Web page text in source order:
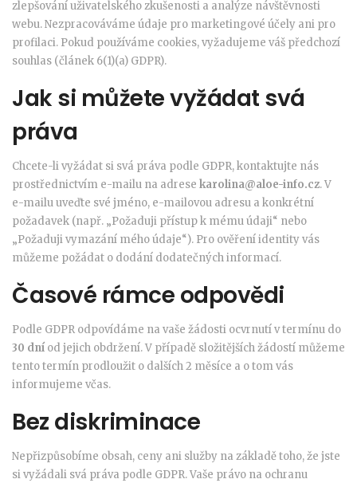
zlepšování uživatelského zkušenosti a analýze návštěvnosti
webu. Nezpracováváme údaje pro marketingové účely ani pro
profilaci. Pokud používáme cookies, vyžadujeme váš předchozí
souhlas (článek 6(1)(a) GDPR).
Jak si můžete vyžádat svá
práva
Chcete-li vyžádat si svá práva podle GDPR, kontaktujte nás
prostřednictvím e-mailu na adrese karolina@aloe-info.cz. V
e-mailu uveďte své jméno, e-mailovou adresu a konkrétní
požadavek (např. „Požaduji přístup k mému údaji“ nebo
„Požaduji vymazání mého údaje“). Pro ověření identity vás
můžeme požádat o dodání dodatečných informací.
Časové rámce odpovědi
Podle GDPR odpovídáme na vaše žádosti ocvrnutí v termínu do
30 dní od jejich obdržení. V případě složitějších žádostí můžeme
tento termín prodloužit o dalších 2 měsíce a o tom vás
informujeme včas.
Bez diskriminace
Nepřizpůsobíme obsah, ceny ani služby na základě toho, že jste
si vyžádali svá práva podle GDPR. Vaše právo na ochranu